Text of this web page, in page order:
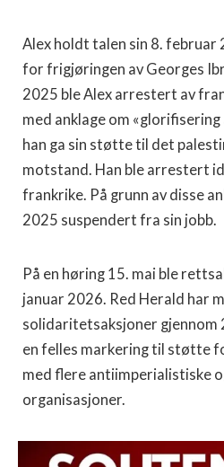
Alex holdt talen sin 8. februar
for frigjøringen av Georges
2025 ble Alex arrestert av
med anklage om
han ga sin støtte til det
motstand. Han ble arrestert
frankrike. På grunn av disse
2025 suspendert fra sin jobb.
På en høring 15. mai ble
januar 2026. Red Herald har
solidaritetsaksjoner gjennom
en felles markering til støtte
med flere antiimperialistiske
organisasjoner.